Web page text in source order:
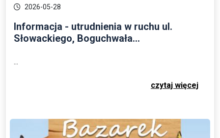
2026-05-28
Informacja - utrudnienia w ruchu ul.
Słowackiego, Boguchwała...
...
czytaj więcej